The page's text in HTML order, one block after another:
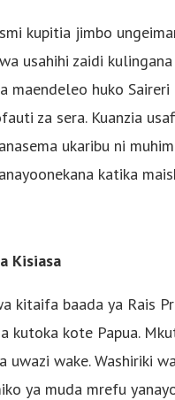
kupitia jimbo
usahihi zaidi
maendeleo huko
za sera. Kuanzia
ukaribu ni
katika
Kisiasa
kitaifa baada ya Rais
kutoka kote Papua.
wake. Washiriki
ya muda mrefu